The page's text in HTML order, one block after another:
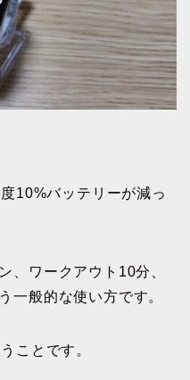
10%バッテリーが減っ
、ワークアウト10分、
一般的な使い方です。
ことです。